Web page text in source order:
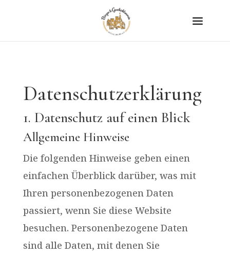
Datenschutzerklärung
1. Datenschutz auf einen Blick
Allgemeine Hinweise
Die folgenden Hinweise geben einen
einfachen Überblick darüber, was mit
Ihren personenbezogenen Daten
passiert, wenn Sie diese Website
besuchen. Personenbezogene Daten
sind alle Daten, mit denen Sie